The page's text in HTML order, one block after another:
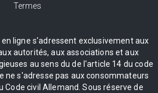
Termes
en ligne s'adressent exclusivement aux
autorités, aux associations et aux
au sens du de l'article 14 du code
ne s'adresse pas aux consommateurs
Code civil Allemand. Sous réserve de